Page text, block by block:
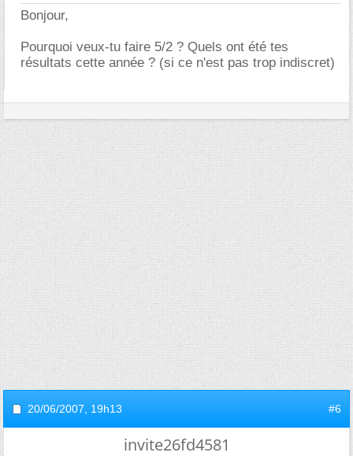
Bonjour,
Pourquoi veux-tu faire 5/2 ? Quels ont été tes
résultats cette année ? (si ce n'est pas trop indiscret)
20/06/2007, 19h13 #6
invite26fd4581